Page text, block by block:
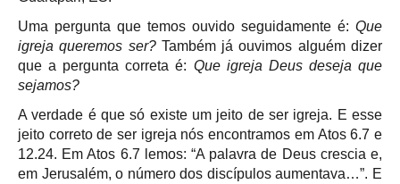
Uma pergunta que temos ouvido seguidamente é: Que
igreja queremos ser? Também já ouvimos alguém dizer
que a pergunta correta é: Que igreja Deus deseja que
sejamos?
A verdade é que só existe um jeito de ser igreja. E esse
jeito correto de ser igreja nós encontramos em Atos 6.7 e
12.24. Em Atos 6.7 lemos: “A palavra de Deus crescia e,
em Jerusalém, o número dos discípulos aumentava…”. E